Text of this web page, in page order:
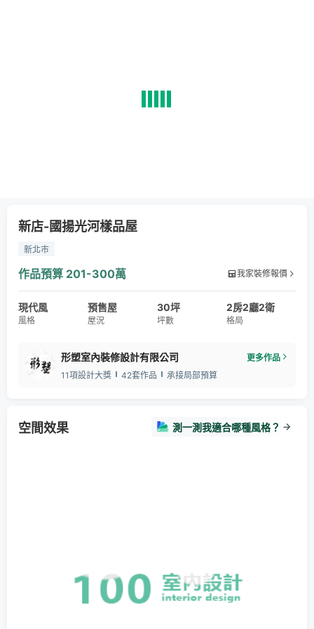
新店-國揚光河樣品屋
新北市
作品預算 201-300萬 我家裝修報價
現代風
風格
預售屋
屋況
30坪
坪數
2房2廳2衛
格局
形塑室內裝修設計有限公司
更多作品
11項設計大獎
42套作品 承接局部預算
空間效果 測一測我適合哪種風格？